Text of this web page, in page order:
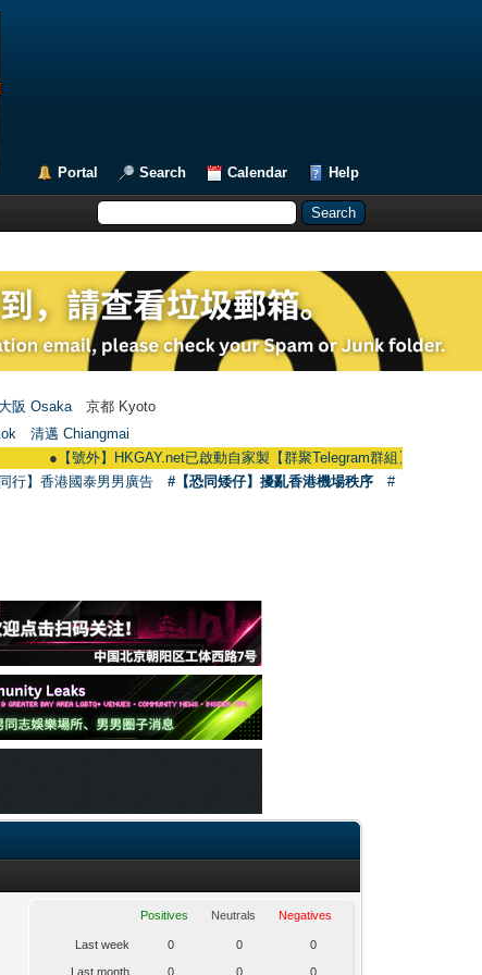
Portal Search Calendar Help
大阪 Osaka 京都 Kyoto
清邁 Chiangmai
【號外】HKGAY.net已啟動自家製【群聚Telegram群組】
行】香港國泰男男廣告 #【恐同矮仔】擾亂香港機場秩序
#
Positives Neutrals Negatives
Last week 0 0 0
Last month 0 0 0